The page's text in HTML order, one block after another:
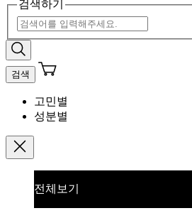
검색하기
검색
고민별
성분별
전체보기